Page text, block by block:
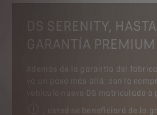
DS SERENITY,
GARANTÍA PREMIUM
Además de la garantía del
va un paso más allá: con la
vehículo nuevo DS matriculado
, usted se beneficiará de la